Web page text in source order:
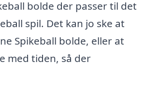
bolde der passer til det
spil. Det kan jo ske at
Spikeball bolde, eller at
med tiden, så der